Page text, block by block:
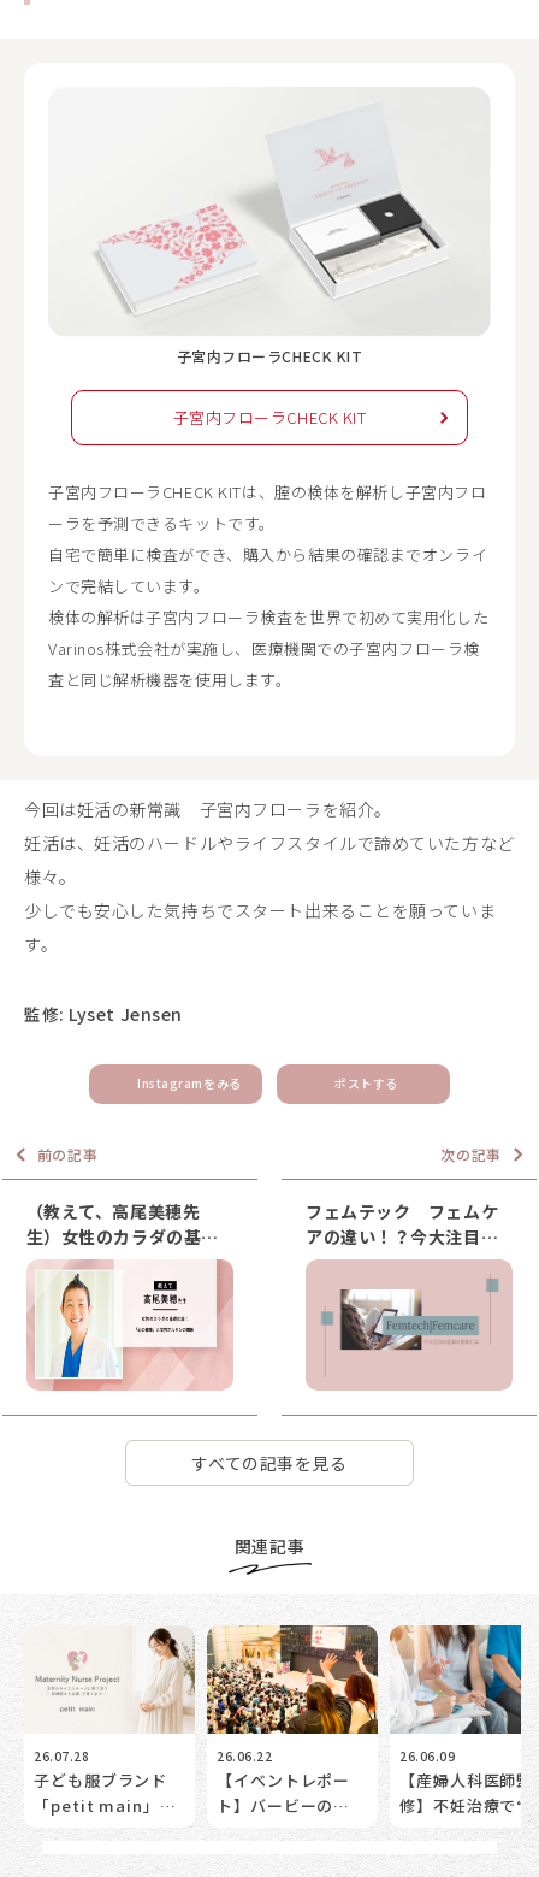
子宮内フローラCHECK KIT
子宮内フローラCHECK KIT
子宮内フローラCHECK KITは、腟の検体を解析し子宮内フロ
ーラを予測できるキットです。
自宅で簡単に検査ができ、購入から結果の確認までオンライ
ンで完結しています。
検体の解析は子宮内フローラ検査を世界で初めて実用化した
Varinos株式会社が実施し、医療機関での子宮内フローラ検
査と同じ解析機器を使用します。
今回は妊活の新常識 子宮内フローラを紹介。
妊活は、妊活のハードルやライフスタイルで諦めていた方など
様々。
少しでも安心した気持ちでスタート出来ることを願っていま
す。
監修: Lyset Jensen
Instagramをみる ポストする
前の記事
（教えて、高尾美穂先
生）女性のカラダの基礎
知識：「心の健康」と女
性ホルモンの関係
次の記事
フェムテック フェムケ
アの違い！？今大注目の
言葉の意味とは
すべての記事を見る
関連記事
26.07.28
子ども服ブランド
「petit main」
が”ママとベビーの
トータルケアサポー
26.06.22
【イベントレポー
ト】バービーの
bloomestプロジェ
クト in 光が丘
26.06.09
【産婦人科医師監
修】不妊治療で“
きること・できな
こと”って？― あ